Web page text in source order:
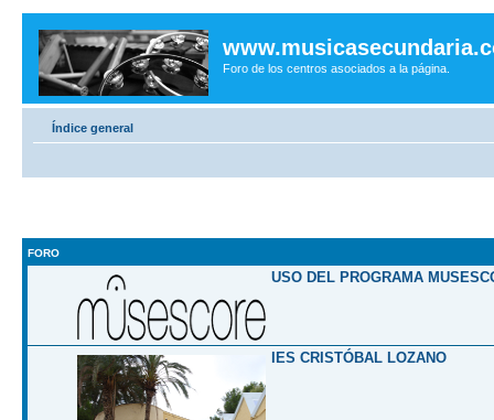
Foro de los centros asociados a la página.
Índice general
FORO
USO DEL PROGRAMA
IES CRISTÓBAL LOZANO